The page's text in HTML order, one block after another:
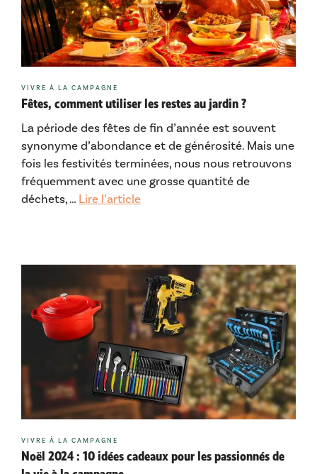
Fêtes, comment utiliser les restes au jardin ?
La période des fêtes de fin d’année est souvent
synonyme d’abondance et de générosité. Mais une
fois les festivités terminées, nous nous retrouvons
fréquemment avec une grosse quantité de
déchets, … Lire l’article
Catégories
VIVRE À LA CAMPAGNE
Noël 2024 : 10 idées cadeaux pour les passionnés de
Catégories
VIVRE À LA CAMPAGNE